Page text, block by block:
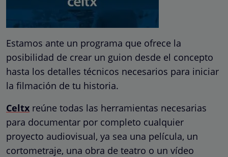
Estamos ante un programa que ofrece la
posibilidad de crear un guion desde el concepto
hasta los detalles técnicos necesarios para iniciar
la filmación de tu historia.
Celtx reúne todas las herramientas necesarias
para documentar por completo cualquier
proyecto audiovisual, ya sea una película, un
cortometraje, una obra de teatro o un vídeo